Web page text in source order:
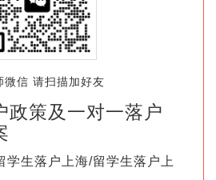
微信 请扫描加好友
政策及一对一落户
学生落户上海/留学生落户上